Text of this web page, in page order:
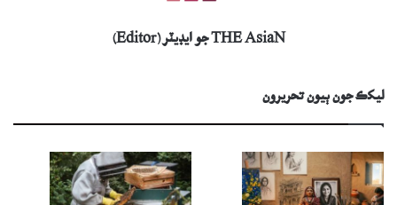
THE AsiaN جو ايڊيٽر (Editor)
ليکڪ جون ٻيون تحريرون